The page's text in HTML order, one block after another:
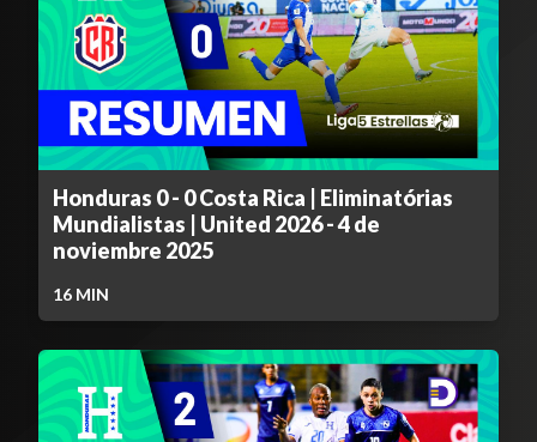
Honduras 0 - 0 Costa Rica | Eliminatórias
Mundialistas | United 2026 - 4 de
noviembre 2025
16 MIN